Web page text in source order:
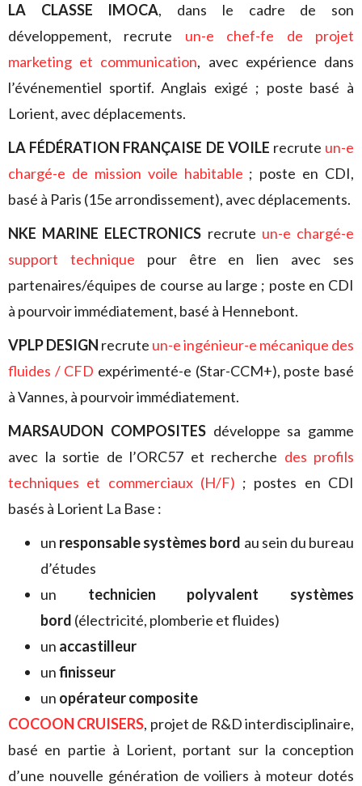
LA CLASSE IMOCA, dans le cadre de son
développement, recrute un-e chef-fe de projet
marketing et communication, avec expérience dans
l’événementiel sportif. Anglais exigé ; poste basé à
Lorient, avec déplacements.
LA FÉDÉRATION FRANÇAISE DE VOILE recrute un-e
chargé-e de mission voile habitable ; poste en CDI,
basé à Paris (15e arrondissement), avec déplacements.
NKE MARINE ELECTRONICS recrute un-e chargé-e
support technique pour être en lien avec ses
partenaires/équipes de course au large ; poste en CDI
à pourvoir immédiatement, basé à Hennebont.
VPLP DESIGN recrute un-e ingénieur-e mécanique des
fluides / CFD expérimenté-e (Star-CCM+), poste basé
à Vannes, à pourvoir immédiatement.
MARSAUDON COMPOSITES développe sa gamme
avec la sortie de l’ORC57 et recherche des profils
techniques et commerciaux (H/F) ; postes en CDI
basés à Lorient La Base :
un responsable systèmes bord au sein du bureau
d’études
un technicien polyvalent systèmes
bord (électricité, plomberie et fluides)
un accastilleur
unfinisseur
un opérateur composite
COCOON CRUISERS, projet de R&D interdisciplinaire,
basé en partie à Lorient, portant sur la conception
d’une nouvelle génération de voiliers à moteur dotés